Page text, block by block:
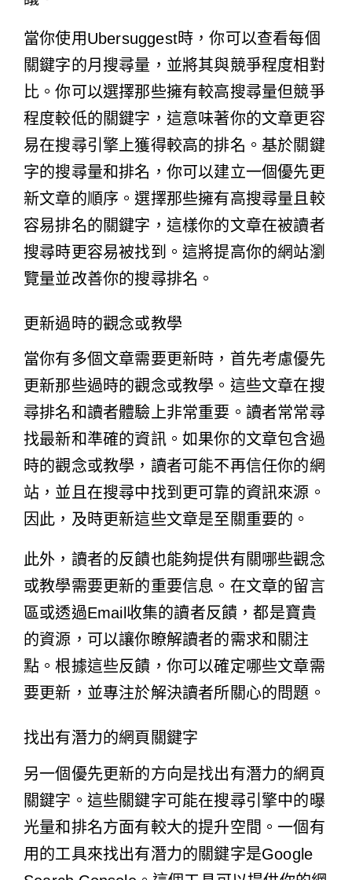
當你使用Ubersuggest時，你可以查看每個
關鍵字的月搜尋量，並將其與競爭程度相對
比。你可以選擇那些擁有較高搜尋量但競爭
程度較低的關鍵字，這意味著你的文章更容
易在搜尋引擎上獲得較高的排名。基於關鍵
字的搜尋量和排名，你可以建立一個優先更
新文章的順序。選擇那些擁有高搜尋量且較
容易排名的關鍵字，這樣你的文章在被讀者
搜尋時更容易被找到。這將提高你的網站瀏
覽量並改善你的搜尋排名。
更新過時的觀念或教學
當你有多個文章需要更新時，首先考慮優先
更新那些過時的觀念或教學。這些文章在搜
尋排名和讀者體驗上非常重要。讀者常常尋
找最新和準確的資訊。如果你的文章包含過
時的觀念或教學，讀者可能不再信任你的網
站，並且在搜尋中找到更可靠的資訊來源。
因此，及時更新這些文章是至關重要的。
此外，讀者的反饋也能夠提供有關哪些觀念
或教學需要更新的重要信息。在文章的留言
區或透過Email收集的讀者反饋，都是寶貴
的資源，可以讓你瞭解讀者的需求和關注
點。根據這些反饋，你可以確定哪些文章需
要更新，並專注於解決讀者所關心的問題。
找出有潛力的網頁關鍵字
另一個優先更新的方向是找出有潛力的網頁
關鍵字。這些關鍵字可能在搜尋引擎中的曝
光量和排名方面有較大的提升空間。一個有
用的工具來找出有潛力的關鍵字是Google